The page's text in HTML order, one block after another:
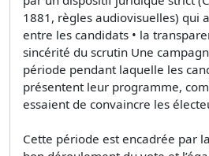
1881, règles audiovisuelles) qui
entre les candidats • la
sincérité du scrutin Une
période pendant laquelle les
présentent leur programme,
essaient de convaincre les
Cette période est encadrée par